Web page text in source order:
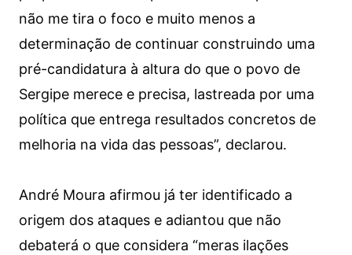
não me tira o foco e muito menos a
determinação de continuar construindo uma
pré-candidatura à altura do que o povo de
Sergipe merece e precisa, lastreada por uma
política que entrega resultados concretos de
melhoria na vida das pessoas”, declarou.
​André Moura afirmou já ter identificado a
origem dos ataques e adiantou que não
debaterá o que considera “meras ilações